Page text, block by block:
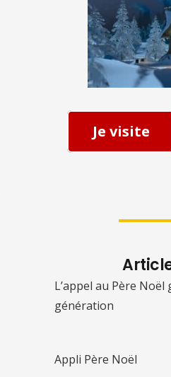
Je visite
L’appel au Père
génération
Appli Père Noël